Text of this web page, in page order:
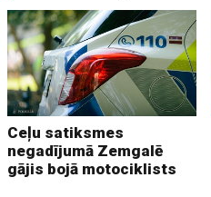
Ceļu satiksmes
negadījumā Zemgalē
gājis bojā motociklists